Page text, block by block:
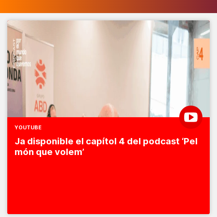
YOUTUBE
Ja disponible el capítol 4 del podcast ‘Pel
món que volem’